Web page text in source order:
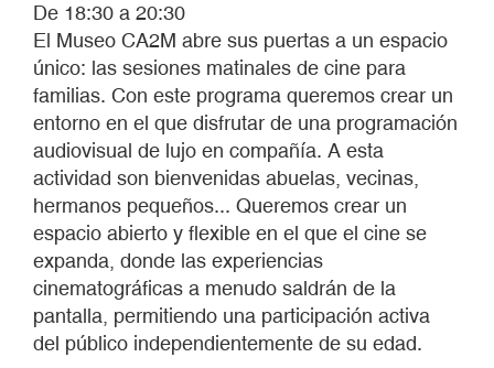
De 18:30 a 20:30
El Museo CA2M abre sus puertas a un espacio
único: las sesiones matinales de cine para
familias. Con este programa queremos crear un
entorno en el que disfrutar de una programación
audiovisual de lujo en compañía. A esta
actividad son bienvenidas abuelas, vecinas,
hermanos pequeños... Queremos crear un
espacio abierto y flexible en el que el cine se
expanda, donde las experiencias
cinematográficas a menudo saldrán de la
pantalla, permitiendo una participación activa
del público independientemente de su edad.